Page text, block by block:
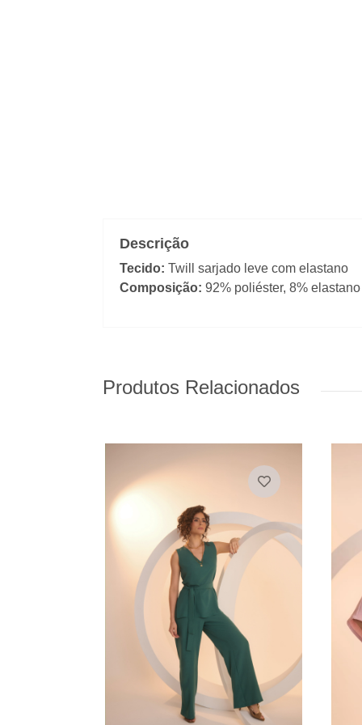
Descrição
Tecido: Twill sarjado leve com elastano
Composição: 92% poliéster, 8% elastano
Produtos Relacionados